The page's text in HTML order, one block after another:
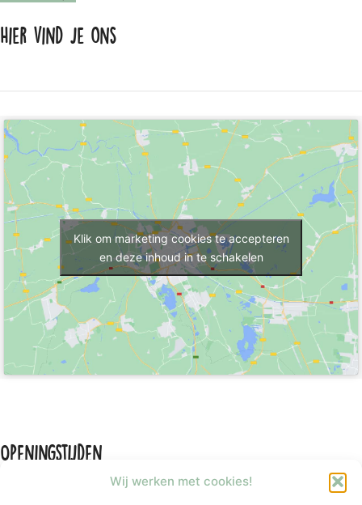
Wij werken met cookies!
Hier vind je ons
Klik om marketing cookies te accepteren
en deze inhoud in te schakelen
Openingstijden